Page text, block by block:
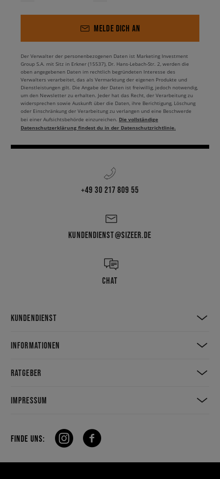
MELDE DICH AN
Der Verwalter der personenbezogenen Daten ist Marketing Investment
Group S.A. mit Sitz in Erkner (15537), Dr. Hans-Lebach-Str. 2, werden die
oben angegebenen Daten im rechtlich begründeten Interesse des
Verwalters verarbeitet, das als Vermarktung der eigenen Produkte und
Dienstleistungen gilt. Die Angabe der Daten ist freiwillig, jedoch notwendig,
um den Newsletter zu erhalten. Jeder hat das Recht, der Verarbeitung zu
widersprechen sowie Auskunft über die Daten, ihre Berichtigung, Löschung
oder Einschränkung der Verarbeitung zu verlangen und eine Beschwerde
bei einer Aufsichtsbehörde einzureichen. Die vollständige
Datenschutzerklärung findest du in der Datenschutzrichtlinie.
+49 30 217 809 55
KUNDENDIENST@SIZEER.DE
CHAT
KUNDENDIENST
INFORMATIONEN
RATGEBER
IMPRESSUM
FINDE UNS: